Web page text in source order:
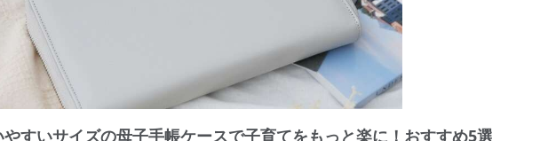
やすいサイズの母子手帳ケースで子育てをもっと楽に！おすすめ5選